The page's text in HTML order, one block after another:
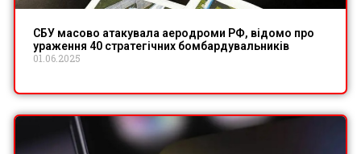
СБУ масово атакувала аеродроми РФ, відомо про
ураження 40 стратегічних бомбардувальників
01.06.2025